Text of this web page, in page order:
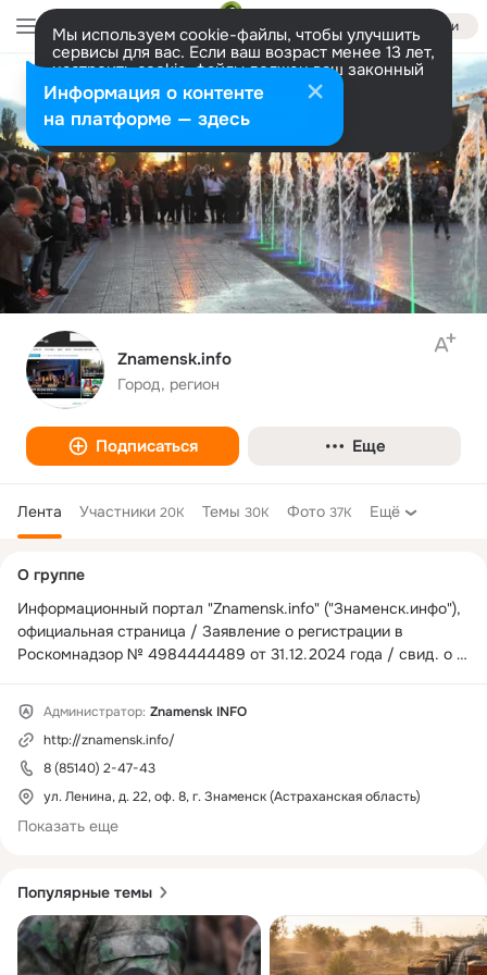
Войти
Мы используем cookie-файлы, чтобы улучшить
сервисы для вас. Если ваш возраст менее 13 лет,
настроить cookie-файлы должен ваш законный
представитель. Больше информации
Разрешить все Настроить
Znamensk.info
Город, регион
Подписаться Еще
Лента Участники 20K Темы 30K Фото 37K Ещё
Популярные темы
колонка
О группе
Информационный портал "Znamensk.info" ("Знаменск.инфо"),
официальная страница / Заявление о регистрации в
Роскомнадзор № 4984444489 от 31.12.2024 года / свид. о
Администратор: Znamensk INFO
http://znamensk.info/
8 (85140) 2-47-43
ул. Ленина, д. 22, оф. 8, г. Знаменск (Астраханская область)
Показать еще
Информация о контенте
на платформе — здесь